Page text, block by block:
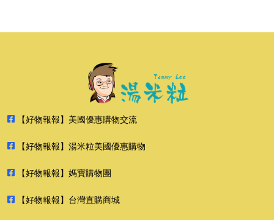
【好物報報】美國優惠購物交流
【好物報報】湯米粒美國優惠購物
【好物報報】媽寶購物團
【好物報報】台灣直購商城